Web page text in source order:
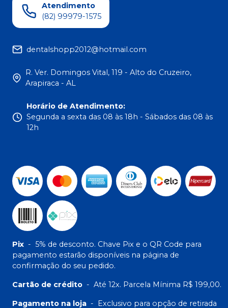
Atendimento
(82) 99979-1575
dentalshopp2012@hotmail.com
R. Ver. Domingos Vital, 119 - Alto do Cruzeiro,
Arapiraca - AL
Horário de Atendimento:
Segunda a sexta das 08 às 18h - Sábados das 08 às
12h
Pix - 5% de desconto. Chave Pix e o QR Code para
pagamento estarão disponíveis na página de
confirmação do seu pedido.
Cartão de crédito - Até 12x. Parcela Mínima R$ 199,00.
Pagamento na loja - Exclusivo para opção de retirada